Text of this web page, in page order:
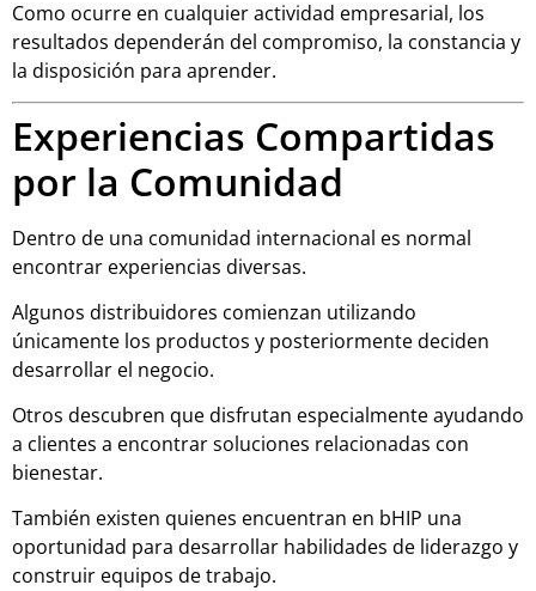
Como ocurre en cualquier actividad empresarial, los
resultados dependerán del compromiso, la constancia y
la disposición para aprender.
Experiencias Compartidas
por la Comunidad
Dentro de una comunidad internacional es normal
encontrar experiencias diversas.
Algunos distribuidores comienzan utilizando
únicamente los productos y posteriormente deciden
desarrollar el negocio.
Otros descubren que disfrutan especialmente ayudando
a clientes a encontrar soluciones relacionadas con
bienestar.
También existen quienes encuentran en bHIP una
oportunidad para desarrollar habilidades de liderazgo y
construir equipos de trabajo.